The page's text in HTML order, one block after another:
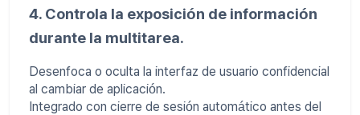
4. Controla la exposición de información
durante la multitarea.
Desenfoca o oculta la interfaz de usuario confidencial
al cambiar de aplicación.
Integrado con cierre de sesión automático antes del